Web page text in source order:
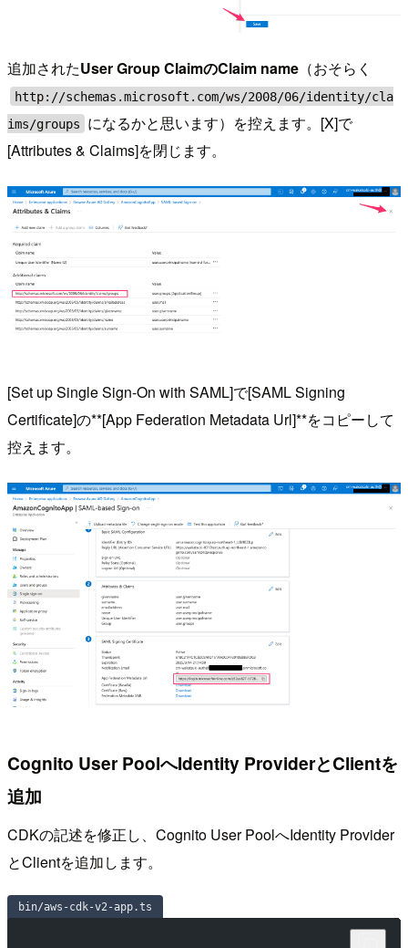
追加されたUser Group ClaimのClaim name （おそらく
http://schemas.microsoft.com/ws/2008/06/identity/cla
ims/groups
になるかと思います）を控えます。[X]で
[Attributes & Claims]を閉じます。
[Set up Single Sign-On with SAML]で[SAML Signing
Certificate]の**[App Federation Metadata Url]**をコピーして
控えます。
Cognito User PoolへIdentity ProviderとClientを
追加
CDKの記述を修正し、Cognito User PoolへIdentity Provider
とClientを追加します。
bin/aws-cdk-v2-app.ts